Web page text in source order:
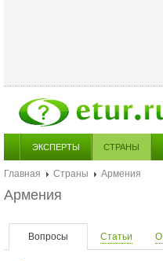
ЭКСПЕРТЫ СТРАНЫ
Главная Страны
Армения
Армения
Вопросы Статьи О